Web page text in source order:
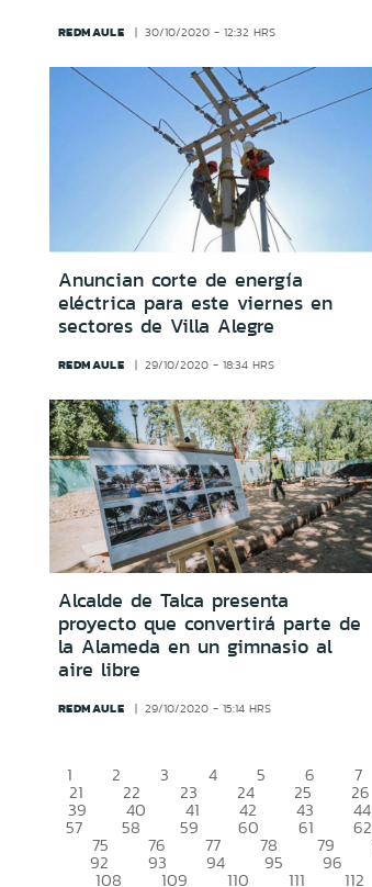
REDMAULE 30/10/2020 - 12:32 HRS
Anuncian corte de energía
eléctrica para este viernes en
sectores de Villa Alegre
REDMAULE 29/10/2020 - 18:34 HRS
Alcalde de Talca presenta
proyecto que convertirá parte de
la Alameda en un gimnasio al
aire libre
REDMAULE 29/10/2020 - 15:14 HRS
1 2 3 4 5 6 7
21 22 23 24 25 26
39 40 41 42 43 44
57 58 59 60 61 62
75 76 77 78 79
92 93 94 95 96
108 109 110 111 112